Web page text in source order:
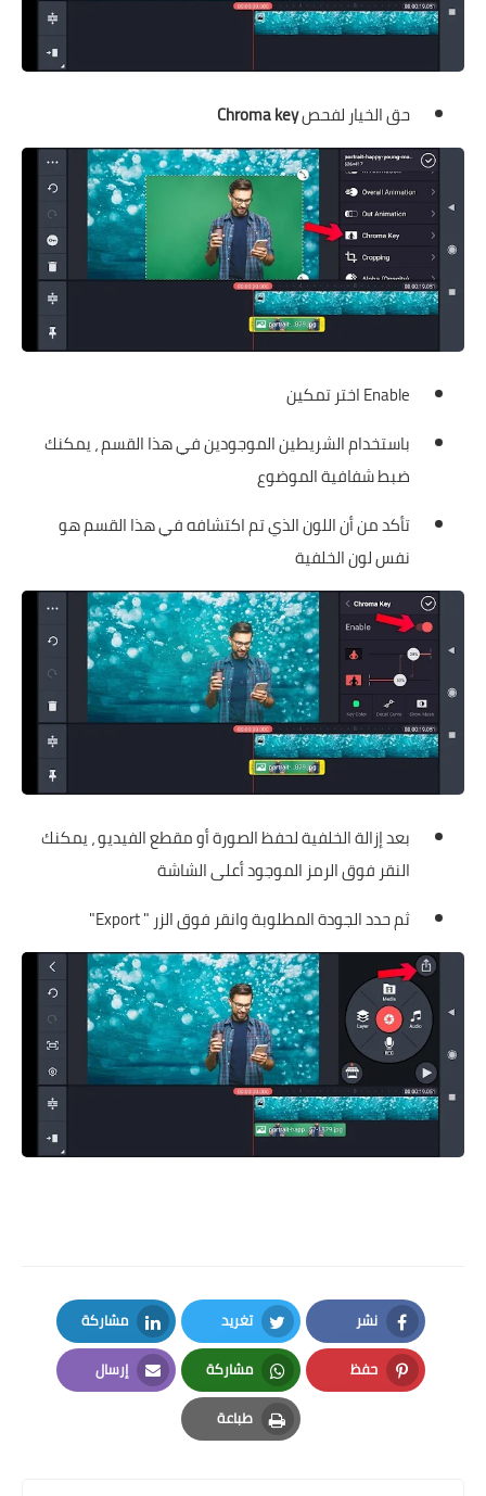
حق الخيار لفحصChroma key
Enable اختر تمكين
باستخدام الشريطين الموجودين في هذا القسم ، يمكنك
ضبط شفافية الموضوع
تأكد من أن اللون الذي تم اكتشافه في هذا القسم هو
نفس لون الخلفية
بعد إزالة الخلفية لحفظ الصورة أو مقطع الفيديو ، يمكنك
النقر فوق الرمز الموجود أعلى الشاشة
ثم حدد الجودة المطلوبة وانقر فوق الزر " Export"
نشر
Facebook
تغريد
Twitter
مشاركة
LinkedIn
حفظ
Pinterest
مشاركة
Whatsapp
إرسال
Email
طباعة
Print